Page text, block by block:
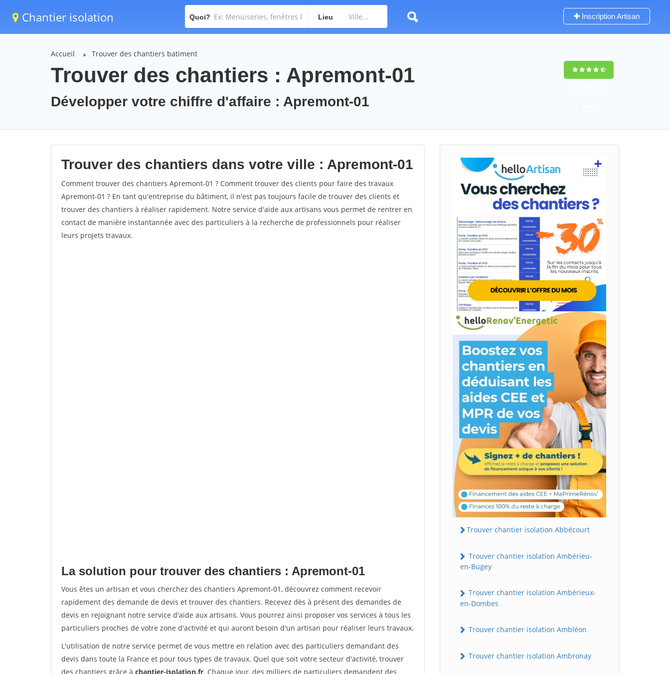
Chantier isolation Quoi? Lieu Inscription Artisan
Accueil Trouver des chantiers batiment
Trouver des chantiers : Apremont-01
Développer votre chiffre d'affaire : Apremont-01
Trouver des chantiers dans votre ville : Apremont-01
Comment trouver des chantiers Apremont-01 ? Comment trouver des clients pour faire des travaux
Apremont-01 ? En tant qu'entreprise du bâtiment, il n'est pas toujours facile de trouver des clients et
trouver des chantiers à réaliser rapidement. Notre service d'aide aux artisans vous permet de rentrer en
contact de manière instantannée avec des particuliers à la recherche de professionnels pour réaliser
leurs projets travaux.
La solution pour trouver des chantiers : Apremont-01
Vous êtes un artisan et vous cherchez des chantiers Apremont-01, découvrez comment recevoir
rapidement des demande de devis et trouver des chantiers. Recevez dès à présent des demandes de
devis en rejoignant notre service d'aide aux artisans. Vous pourrez ainsi proposer vos services à tous les
particuliers proches de votre zone d'activité et qui auront besoin d'un artisan pour réaliser leurs travaux.
L'utilisation de notre service permet de vous mettre en relation avec des particuliers demandant des
devis dans toute la France et pour tous types de travaux. Quel que soit votre secteur d'activité, trouver
des chantiers grâce à chantier-isolation.fr. Chaque jour, des milliers de particuliers demandent des
Trouver chantier isolation Abbécourt
Trouver chantier isolation Ambérieu-
en-Bugey
Trouver chantier isolation Ambérieux-
en-Dombes
Trouver chantier isolation Ambléon
Trouver chantier isolation Ambronay